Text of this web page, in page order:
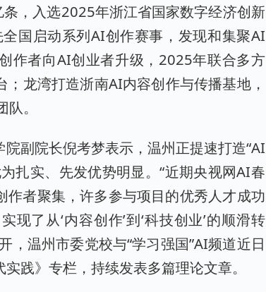
，入选2025年浙江省国家数字经济创新
国启动系列AI创作赛事，发现和集聚AI
作者向AI创业者升级，2025年联合多方
龙湾打造浙南AI内容创作与传播基地，
。
副院长倪考梦表示，温州正提速打造“AI
扎实、先发优势明显。“近期央视网AI春
者聚集，许多参与项目的优秀人才成功
了从‘内容创作’到‘科技创业’的顺滑转
，温州市委党校与“学习强国”AI频道近日
践》专栏，持续发表多篇理论文章。